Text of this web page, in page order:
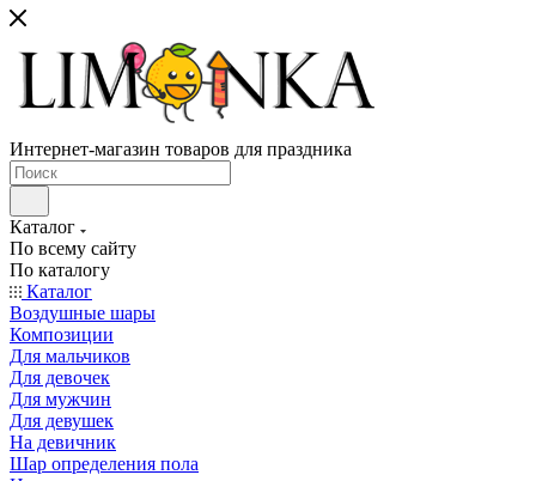
Интернет-магазин товаров для праздника
Каталог
По всему сайту
По каталогу
Каталог
Воздушные шары
Композиции
Для мальчиков
Для девочек
Для мужчин
Для девушек
На девичник
Шар определения пола